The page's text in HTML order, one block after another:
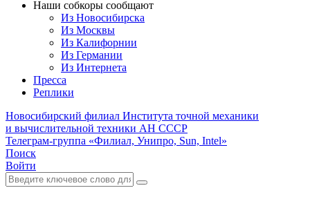
Наши собкоры сообщают
Из Новосибирска
Из Москвы
Из Калифорнии
Из Германии
Из Интернета
Пресса
Реплики
Новосибирский филиал Института точной механики
и вычислительной техники АН СССР
Телеграм-группа «Филиал, Унипро, Sun, Intel»
Поиск
Войти